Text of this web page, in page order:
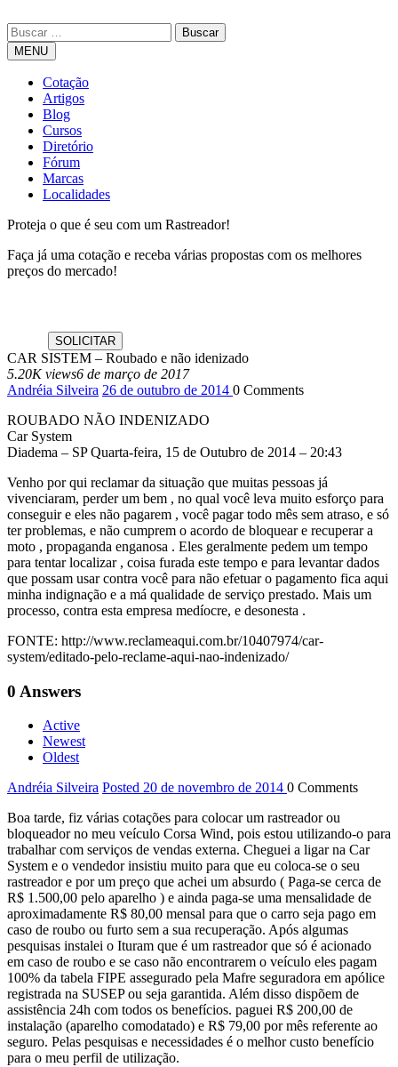
MENU
Cotação
Artigos
Blog
Cursos
Diretório
Fórum
Marcas
Localidades
Proteja o que é seu com um Rastreador!
Faça já uma cotação e receba várias propostas com os melhores
preços do mercado!
CAR SISTEM – Roubado e não idenizado
5.20K views6 de março de 2017
Andréia Silveira 26 de outubro de 2014 0 Comments
ROUBADO NÃO INDENIZADO
Car System
Diadema – SP Quarta-feira, 15 de Outubro de 2014 – 20:43
Venho por qui reclamar da situação que muitas pessoas já
vivenciaram, perder um bem , no qual você leva muito esforço para
conseguir e eles não pagarem , você pagar todo mês sem atraso, e só
ter problemas, e não cumprem o acordo de bloquear e recuperar a
moto , propaganda enganosa . Eles geralmente pedem um tempo
para tentar localizar , coisa furada este tempo e para levantar dados
que possam usar contra você para não efetuar o pagamento fica aqui
minha indignação e a má qualidade de serviço prestado. Mais um
processo, contra esta empresa medíocre, e desonesta .
FONTE: http://www.reclameaqui.com.br/10407974/car-
system/editado-pelo-reclame-aqui-nao-indenizado/
0 Answers
Active
Newest
Oldest
Andréia Silveira Posted 20 de novembro de 2014 0 Comments
Boa tarde, fiz várias cotações para colocar um rastreador ou
bloqueador no meu veículo Corsa Wind, pois estou utilizando-o para
trabalhar com serviços de vendas externa. Cheguei a ligar na Car
System e o vendedor insistiu muito para que eu coloca-se o seu
rastreador e por um preço que achei um absurdo ( Paga-se cerca de
R$ 1.500,00 pelo aparelho ) e ainda paga-se uma mensalidade de
aproximadamente R$ 80,00 mensal para que o carro seja pago em
caso de roubo ou furto sem a sua recuperação. Após algumas
pesquisas instalei o Ituram que é um rastreador que só é acionado
em caso de roubo e se caso não encontrarem o veículo eles pagam
100% da tabela FIPE assegurado pela Mafre seguradora em apólice
registrada na SUSEP ou seja garantida. Além disso dispõem de
assistência 24h com todos os benefícios. paguei R$ 200,00 de
instalação (aparelho comodatado) e R$ 79,00 por mês referente ao
seguro. Pelas pesquisas e necessidades é o melhor custo benefício
para o meu perfil de utilização.